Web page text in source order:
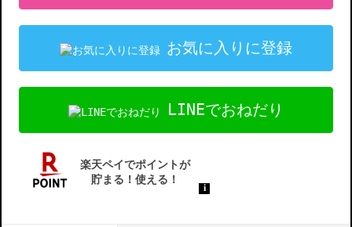
お気に入りに登録
LINEでおねだり